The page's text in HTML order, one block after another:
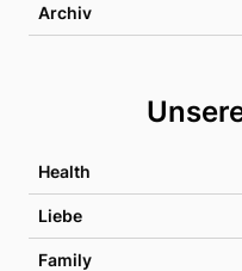
Archiv
Health
Liebe
Family